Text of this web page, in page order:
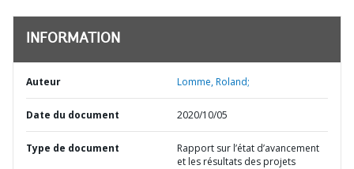
INFORMATION
Auteur Lomme, Roland;
Date du document 2020/10/05
Type de document
Rapport sur l’état d’avancement
et les résultats des projets